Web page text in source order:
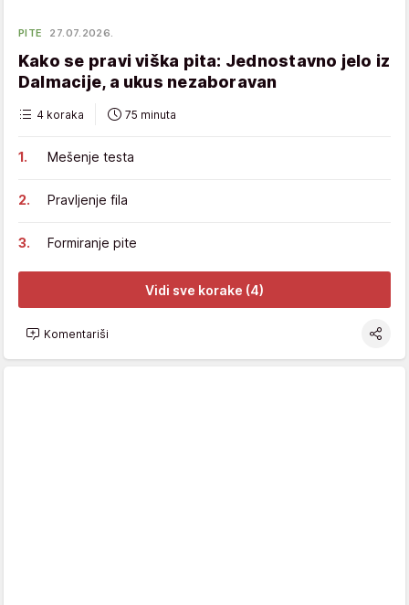
PITE 27.07.2026.
Kako se pravi viška pita: Jednostavno jelo iz
Dalmacije, a ukus nezaboravan
4 koraka 75 minuta
Mešenje testa
Pravljenje fila
Formiranje pite
Vidi sve korake (4)
Komentariši